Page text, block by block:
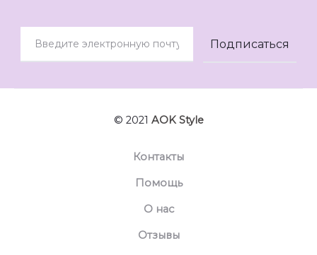
© 2021 AOK Style
Контакты
Помощь
О нас
Отзывы